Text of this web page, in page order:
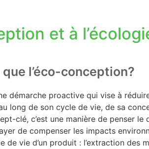
et à
que l’éco-conception?
démarche proactive qui vise à
long de son cycle de vie, de sa
clé, c’est une manière de penser
de compenser les impacts
de vie d’un produit : l’extraction des